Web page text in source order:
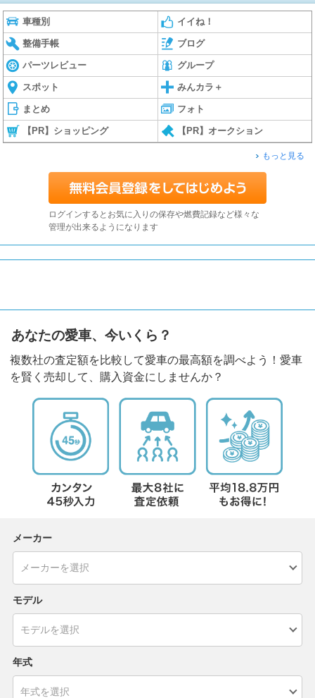
車種別 イイね！
整備手帳 ブログ
パーツレビュー グループ
スポット みんカラ＋
まとめ フォト
【PR】ショッピング 【PR】オークション
もっと見る
ログインするとお気に入りの保存や燃費記録など様々な
管理が出来るようになります
あなたの愛車、今いくら？
複数社の査定額を比較して愛車の最高額を調べよう！愛車
を賢く売却して、購入資金にしませんか？
メーカー
モデル
年式